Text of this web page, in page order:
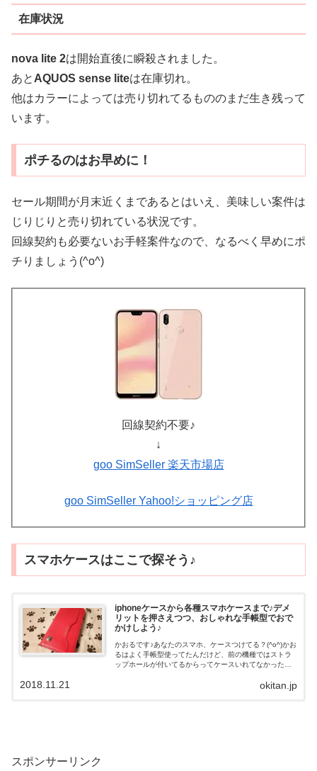
在庫状況
nova lite 2は開始直後に瞬殺されました。
あと AQUOS sense liteは在庫切れ。
他はカラーによっては売り切れてるもののまだ生き残って
います。
ポチるのはお早めに！
セール期間が月末近くまであるとはいえ、美味しい案件は
じりじりと売り切れている状況です。
回線契約も必要ないお手軽案件なので、なるべく早めにポ
チりましょう(^o^)
回線契約不要♪
↓
goo SimSeller 楽天市場店
goo SimSeller Yahoo!ショッピング店
スマホケースはここで探そう♪
iphoneケースから各種スマホケースまで♪デメ
リットを押さえつつ、おしゃれな手帳型でおで
かけしよう♪
かおるです♪あなたのスマホ、ケースつけてる？(^o^)かお
るはよく手帳型使ってたんだけど、前の機種ではストラ
ップホールが付いてるからってケースいれてなかったん
okitan.jp
2018.11.21
スポンサーリンク